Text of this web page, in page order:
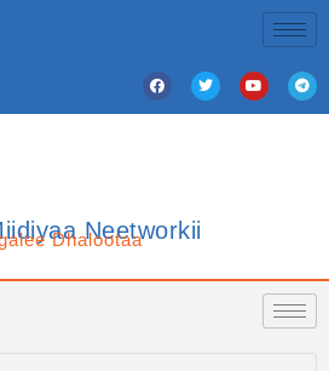
Neetworkii
Dhalootaa